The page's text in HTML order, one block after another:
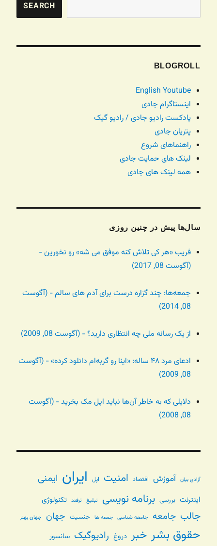
SEARCH
BLOGROLL
English Youtube
اینستاگرام جادی
پادکست رادیو جادی / رادیو گیک
پتریان جادی
راهنماهای شروع
لینک های حمایت جادی
همه لینک های جادی
سال‌ها پیش در چنین روزی
فریب «هر کی تلاش کنه موفق می شه» رو نخورین -
(آگوست 08, 2017)
جمعه‌ها: چند گزاره درست برای آدم های سالم - (آگوست
08, 2014)
از یک رسانه ملی چه انتظاری دارید؟ - (آگوست 08, 2009)
ادعای مرد ۴۸ ساله: «اینا رو گربه‌ام دانلود کرده» - (آگوست
08, 2009)
دلایلی که به خاطر آن‌ها نباید اپل مک بخرید - (آگوست
08, 2008)
آزادی بیان آموزش اقتصاد امنیت اپل ایران ایمنی
اینترنت بررسی برنامه نویسی تبلیغ ترفند تکنولوژی
جالب جامعه جامعه شناسی جمعه ها جنسیت جهان جهان بهتر
حقوق بشر خبر دروغ رادیوگیک سانسور